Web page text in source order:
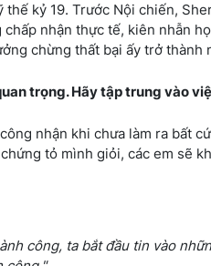
kỷ 19. Trước Nội chiến,
nhận thực tế, kiên nhẫn
chừng thất bại ấy trở
trọng. Hãy tập trung vào
nhận khi chưa làm ra bất
tỏ mình giỏi, các em sẽ
công, ta bắt đầu tin vào